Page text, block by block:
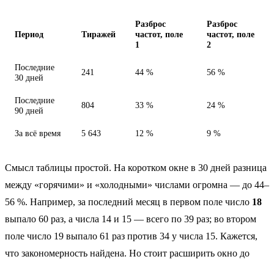
Период Тиражей
Разброс
частот, поле
1
Разброс
частот, поле
2
Последние
30 дней
241 44 % 56 %
Последние
90 дней
804 33 % 24 %
За всё время 5 643 12 % 9 %
Смысл таблицы простой. На коротком окне в 30 дней разница
между «горячими» и «холодными» числами огромна — до 44–
56 %. Например, за последний месяц в первом поле число 18
выпало 60 раз, а числа 14 и 15 — всего по 39 раз; во втором
поле число 19 выпало 61 раз против 34 у числа 15. Кажется,
что закономерность найдена. Но стоит расширить окно до